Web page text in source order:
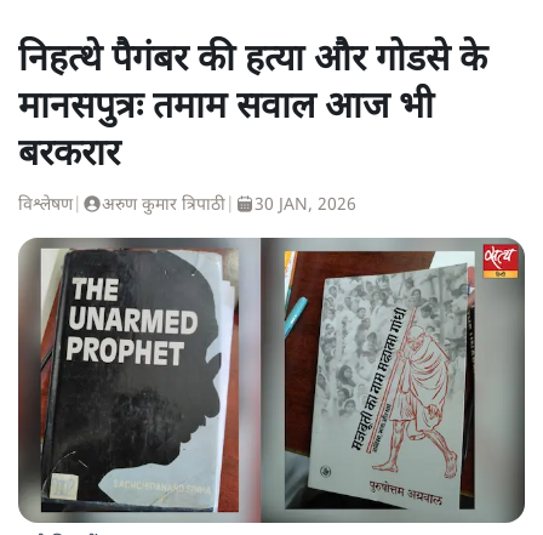
निहत्थे पैगंबर की हत्या और गोडसे के
मानसपुत्रः तमाम सवाल आज भी
बरकरार
विश्लेषण| अरुण कुमार त्रिपाठी 30 JAN, 2026